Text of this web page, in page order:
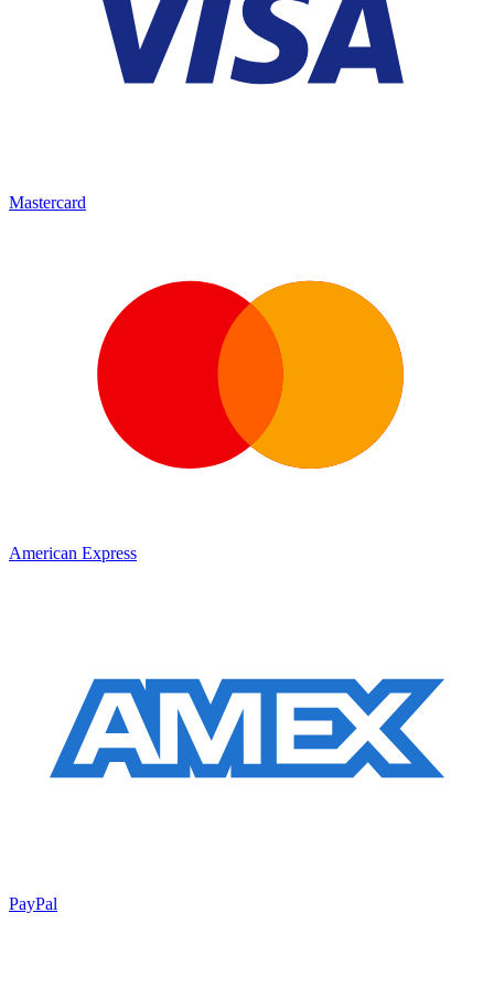
Mastercard
American Express
PayPal